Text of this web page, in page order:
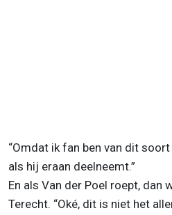
“Omdat ik fan ben van dit
als hij eraan deelneemt.”
En als Van der Poel roept, dan
Terecht. “Oké, dit is niet het